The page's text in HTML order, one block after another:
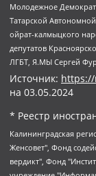
Молодежное
Татарской
ойрат-калмыцкого
депутатов
ЛГБТ, Я.МЫ Сергей
Источник:
на 03.05.2024
* Реестр
Калининградская региональная общественная организация "Экозащита!-Женсовет", Фонд содействия защите прав и свобод граждан "Общественный вердикт", Фонд "Институт Развития Свободы Информации", Частное учреждение "Информационное агентство МЕМО. РУ", Региональная общественная организация "Общественная комиссия по сохранению наследия академика Сахарова", Фонд поддержки свободы прессы, Санкт-Петербургская общественная правозащитная организация "Гражданский контроль", Межрегиональная общественная организация "Информационно-просветительский центр "Мемориал", Региональный Фонд "Центр Защиты Прав Средств Массовой Информации", с 05.12.2023 Фонд "Центр Защиты Прав Средств массовой информации", Региональная общественная благотворительная организация помощи беженцам и мигрантам "Гражданское содействие", Негосударственное образовательное учреждение дополнительного профессионального образования (повышение квалификации) специалистов "АКАДЕМИЯ ПО ПРАВАМ ЧЕЛОВЕКА", Свердловская региональная общественная организация "Сутяжник", Автономная некоммерческая организация "Центр независимых социологических исследований", Союз общественных объединений "Российский исследовательский центр по правам человека", Региональное общественное учреждение научно-информационный центр "МЕМОРИАЛ", Некоммерческая организация "Фонд защиты гласности", Автономная некоммерческая организация "Институт прав человека", Городская общественная организация "Екатеринбургское общество "МЕМОРИАЛ", Городская общественная организация "Рязанское историко-просветительское и правозащитное общество "Мемориал" (Рязанский Мемориал), Челябинский региональный орган общественной самодеятельности – женское общественное объединение "Женщины Евразии", Челябинский региональный орган общественной самодеятельности "Уральская правозащитная группа", Фонд содействия защите здоровья и социальной справедливости имени Андрея Рылькова, Автономная Некоммерческая Организация "Аналитический Центр Юрия Левады", Автономная некоммерческая организация социальной поддержки населения "Проект Апрель", Региональная общественная организация помощи женщинам и детям, находящимся в кризисной ситуации "Информационно-методический центр "Анна", Фонд содействия развитию массовых коммуникаций и правовому просвещению "Так-так-Так", Фонд содействия устойчивому развитию "Серебряная тайга", Свердловский региональный общественный фонд социальных проектов "Новое время", "Idel.Реалии", Кавказ.Реалии, Крым.Реалии, Телеканал Настоящее Время, Татаро-башкирская служба Радио Свобода (Azatliq Radiosi), Радио Свободная Европа/Радио Свобода (PCE/PC), "Сибирь.Реалии", "Фактограф", Благотворительный фонд помощи осужденным и их семьям, Автономная некоммерческая организация "Институт глобализации и социальных движений", Фонд "В защиту прав заключенных", Частное учреждение "Центр поддержки и содействия развитию средств массовой информации", Пензенский региональный общественный благотворительный фонд "Гражданский союз", "Север.Реалии", Некоммерческая